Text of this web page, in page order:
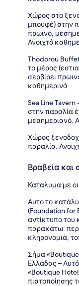
Χώρος στο
μπουφέ) στην
πρωινό,
Ανοιχτό
Thodorou
το μέρος
σερβίρει
καθημερινά
Sea Line
στην παραλία
μεσημεριανό.
Χώρος
παραλία.
Βραβεία και
Κατάλυμα με
Αυτό το
(Foundation for
αντίκτυπο
παρακάτω:
κληρονομιά,
Σήμα
Ελλάδας –
«Boutique
πιστοποίησης